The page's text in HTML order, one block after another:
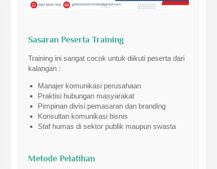
Sasaran Peserta Training
Training ini sangat cocok untuk diikuti peserta dari
kalangan :
Manajer komunikasi perusahaan
Praktisi hubungan masyarakat
Pimpinan divisi pemasaran dan branding
Konsultan komunikasi bisnis
Staf humas di sektor publik maupun swasta
Metode Pelatihan